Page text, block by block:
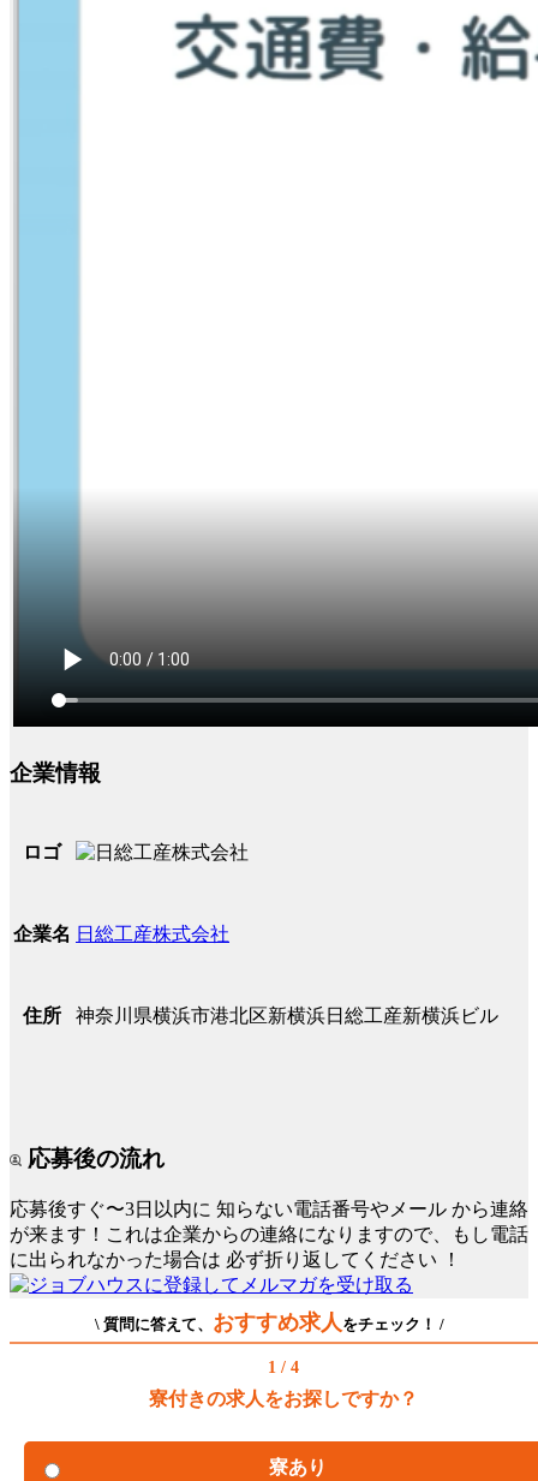
企業情報
ロゴ
企業名 日総工産株式会社
住所 神奈川県横浜市港北区新横浜日総工産新横浜ビル
応募後の流れ
応募後すぐ〜3日以内に 知らない電話番号やメール から連絡
が来ます！これは企業からの連絡になりますので、もし電話
に出られなかった場合は 必ず折り返してください ！
\ 質問に答えて、 おすすめ求人をチェック！ /
1 / 4
寮付きの求人をお探しですか？
寮あり